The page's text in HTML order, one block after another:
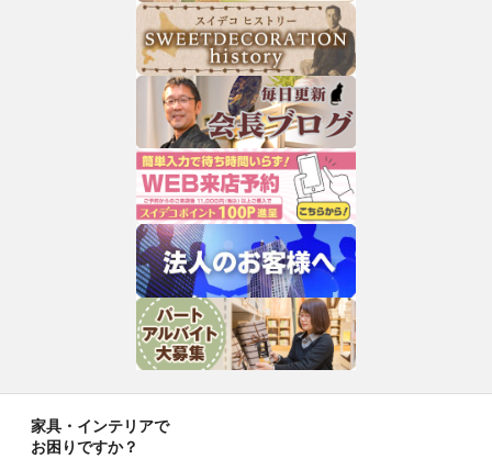
家具・インテリアで
お困りですか？